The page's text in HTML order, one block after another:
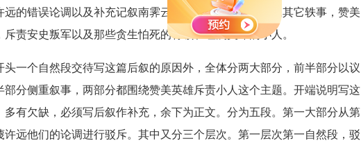
错误论调以及补充记叙南霁云的事迹，张巡、许远的其它轶事，赞美
责安史叛军以及那些贪生怕死的将领和诬蔑英雄的小人。
个自然段交待写这篇后叙的原因外，全体分两大部分，前半部分以议
分侧重叙事，两部分都围绕赞美英雄斥责小人这个主题。开端说明写这
有欠缺，必须写后叙作补充，余下为正文。分为五段。第一大部分从第
远他们的论调进行驳斥。其中又分三个层次。第一层次第一自然段，驳